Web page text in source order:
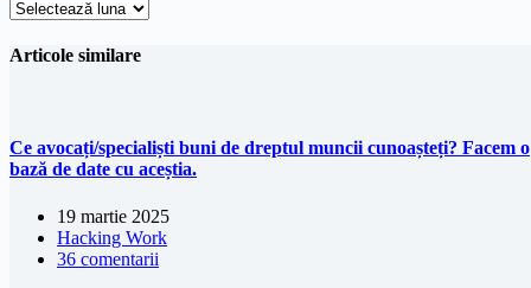
Arhiva
articole
Articole similare
Ce avocați/specialiști buni de dreptul muncii cunoașteți? Facem o
bază de date cu aceștia.
19 martie 2025
Hacking Work
36 comentarii